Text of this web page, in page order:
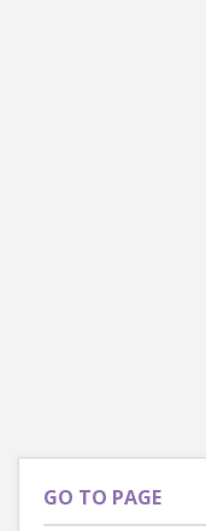
GO TO PAGE